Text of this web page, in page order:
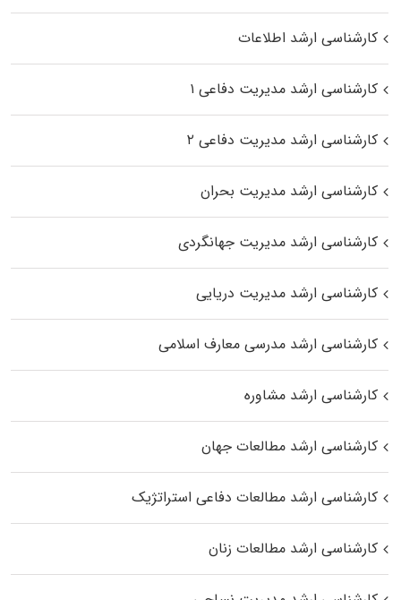
کارشناسی ارشد اطلاعات
کارشناسی ارشد مدیریت دفاعی ۱
کارشناسی ارشد مدیریت دفاعی ۲
کارشناسی ارشد مدیریت بحران
کارشناسی ارشد مدیریت جهانگردی
کارشناسی ارشد مدیریت دریایی
کارشناسی ارشد مدرسی معارف اسلامی
کارشناسی ارشد مشاوره
کارشناسی ارشد مطالعات جهان
کارشناسی ارشد مطالعات دفاعی استراتژیک
کارشناسی ارشد مطالعات زنان